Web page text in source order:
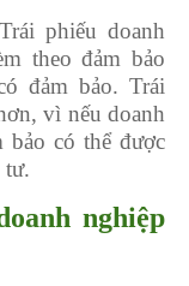
phiếu doanh
theo đảm bảo
đảm bảo. Trái
vì nếu doanh
bảo có thể được
tư.
nghiệp